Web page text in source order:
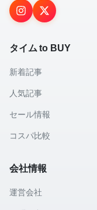
タイム to BUY
新着記事
人気記事
セール情報
コスパ比較
会社情報
運営会社